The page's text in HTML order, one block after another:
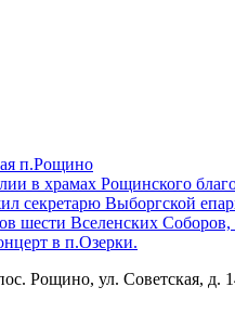
п.Рощино
в храмах Рощинского
секретарю Выборгской
шести Вселенских
в п.Озерки.
Рощино, ул. Советская, д.